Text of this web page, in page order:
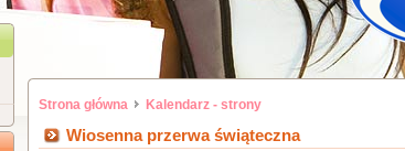
Strona główna Kalendarz - strony
Wiosenna przerwa świąteczna